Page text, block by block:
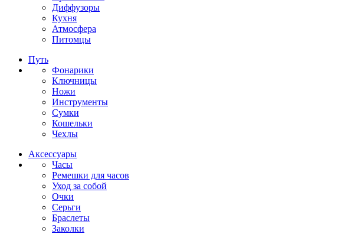
Диффузоры
Кухня
Атмосфера
Питомцы
Путь
Фонарики
Ключницы
Ножи
Инструменты
Сумки
Кошельки
Чехлы
Аксессуары
Часы
Ремешки для часов
Уход за собой
Очки
Серьги
Браслеты
Заколки